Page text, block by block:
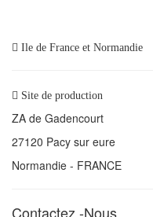
Ile de France et Normandie
Site de production
ZA de Gadencourt
27120 Pacy sur eure
Normandie - FRANCE
Contactez -Nous